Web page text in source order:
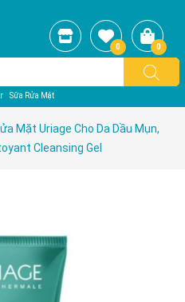
Sữa Rửa Mặt
0 0
Mặt Uriage Cho Da Dầu Mụn,
Cleansing Gel